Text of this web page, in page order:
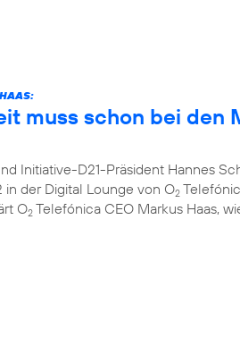
muss schon bei den
Initiative-D21-Präsident Hannes
in der Digital Lounge von O2
O2 Telefónica CEO Markus Haas,